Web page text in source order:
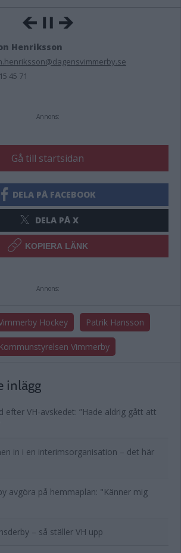
Henriksson
45 71
Annons:
Gå till startsidan
DELA PÅ FACEBOOK
DELA PÅ X
KOPIERA LÄNK
Annons:
Hockey Patrik Hansson
Kommunstyrelsen Vimmerby
inlägg
efter VH-avskedet: ”Hade aldrig gått att
in i en interimsorganisation – det här
avgöra på hemmaplan: "Känner mig
– så ställer VH upp